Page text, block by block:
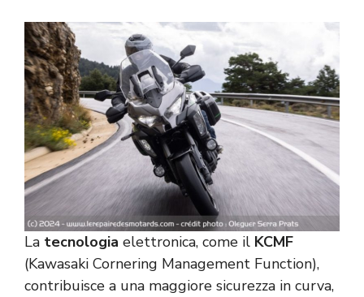
La tecnologia elettronica, come il KCMF
(Kawasaki Cornering Management Function),
contribuisce a una maggiore sicurezza in curva,